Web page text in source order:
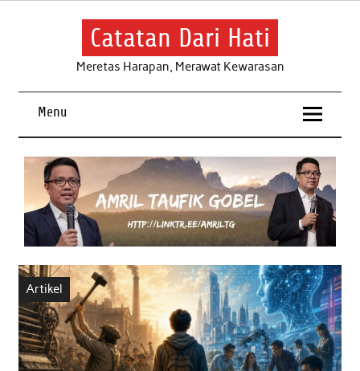
Skip
Catatan Dari Hati
Meretas Harapan, Merawat Kewarasan
Menu
Artikel